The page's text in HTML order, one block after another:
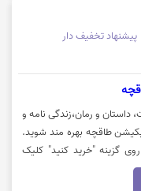
پیشنهاد تخفیف دار
داستان و رمان،زندگی نامه و
تخفیف، از اپلیکیشن طاقچه بهره مند شوید.
گزینه "خرید کنید" کلیک